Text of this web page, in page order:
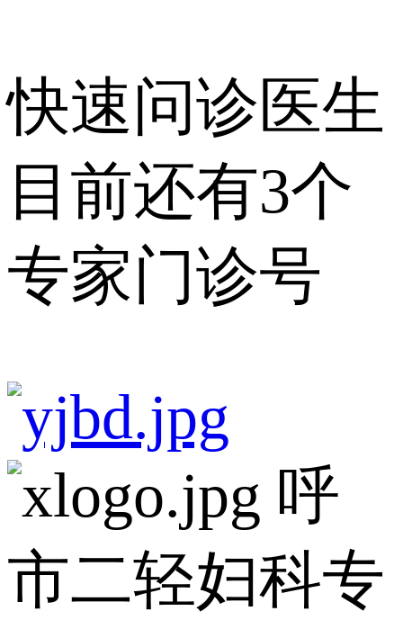
快速问诊医生
目前还有3个
专家门诊号
呼
市二轻妇科专